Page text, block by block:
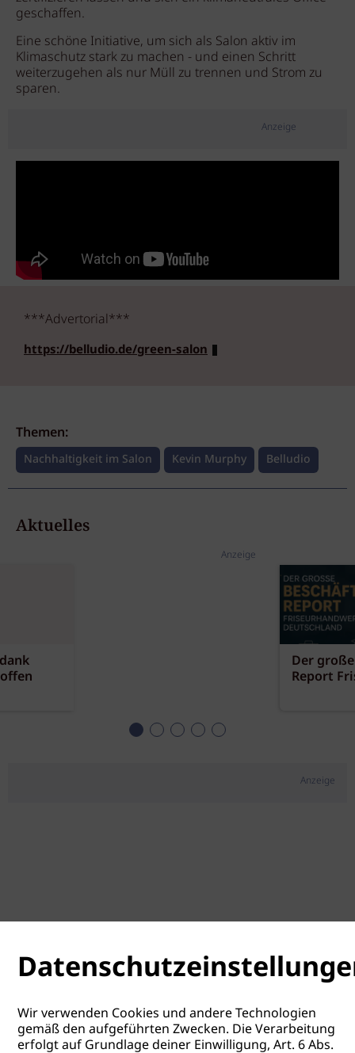
geschaffen.
Eine schöne Initiative, um sich als Salon aktiv im
Klimaschutz stark zu machen - und einen Schritt
weiterzugehen als nur Müll zu trennen und Strom zu
sparen.
Anzeige
***Advertorial***
https://belludio.de/green-salon
Themen:
Nachhaltigkeit im Salon Kevin Murphy Belludio
Aktuelles
Anzeige
Der
Report
Anzeige
Wir verwenden Cookies und andere Technologien
gemäß den aufgeführten Zwecken. Die Verarbeitung
erfolgt auf Grundlage deiner Einwilligung, Art. 6 Abs.